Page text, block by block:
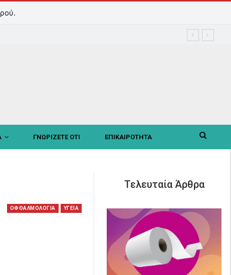
ΓΝΩΡΙΖΕΤΕ ΟΤΙ ΕΠΙΚΑΙΡΟΤΗΤΑ
ΟΦΘΑΛΜΟΛΟΓΙΑ ΥΓΕΙΑ
Τελευταία Άρθρα